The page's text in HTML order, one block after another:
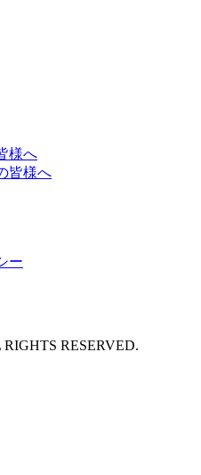
様へ
皆様へ
ー
RESERVED.